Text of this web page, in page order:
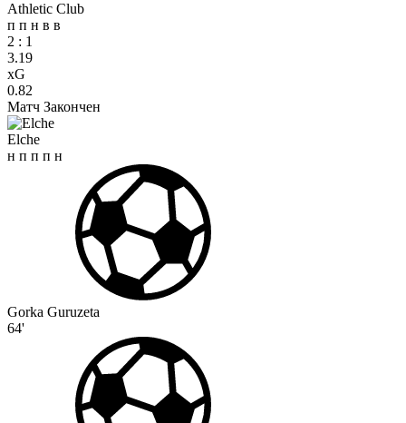
Athletic Club
п п н в в
2 : 1
3.19
xG
0.82
Матч Закончен
Elche
н п п п н
Gorka Guruzeta
64'